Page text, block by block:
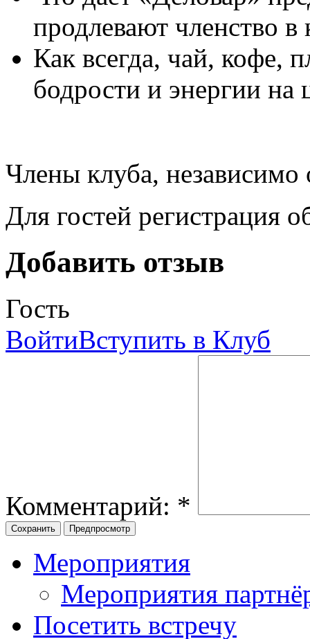
продлевают членство в
Как всегда, чай, кофе,
бодрости и энергии на
Члены клуба, независимо
Для гостей регистрация
Добавить отзыв
Гость
ВойтиВступить в Клуб
Комментарий: *
Мероприятия
Мероприятия
Посетить встречу